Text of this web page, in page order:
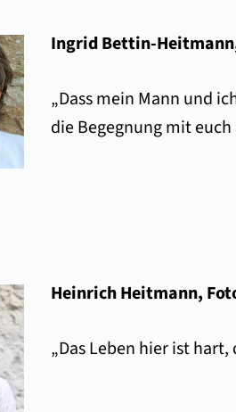
Ingrid Bettin-
„Dass mein Mann und
die Begegnung mit
Heinrich Heitmann,
„Das Leben hier ist